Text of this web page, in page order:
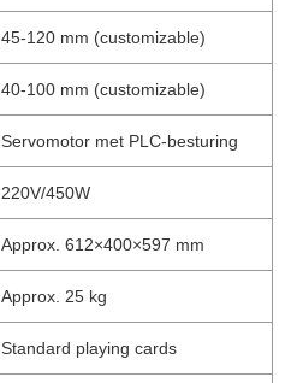
45-120 mm (customizable)
40-100 mm (customizable)
Servomotor met PLC-besturing
220V/450W
Approx. 612×400×597 mm
Approx. 25 kg
Standard playing cards